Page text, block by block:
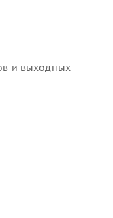
и выходных